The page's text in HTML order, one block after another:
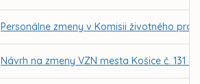
Personálne zmeny v Komisii životného
Návrh na zmeny VZN mesta Košice č.